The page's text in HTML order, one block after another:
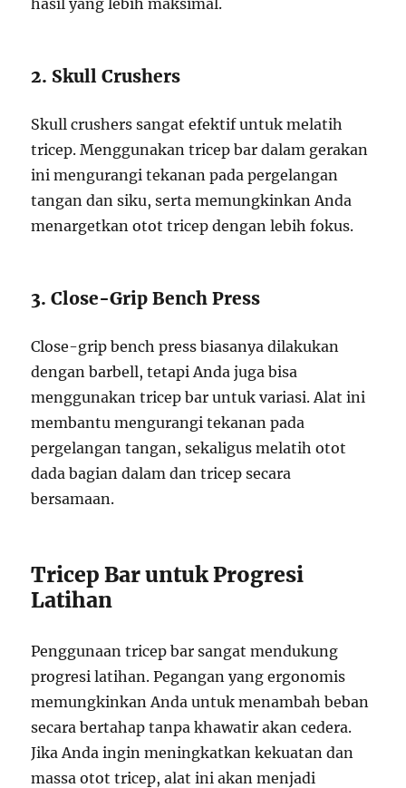
hasil yang lebih maksimal.
2. Skull Crushers
Skull crushers sangat efektif untuk melatih
tricep. Menggunakan tricep bar dalam gerakan
ini mengurangi tekanan pada pergelangan
tangan dan siku, serta memungkinkan Anda
menargetkan otot tricep dengan lebih fokus.
3. Close-Grip Bench Press
Close-grip bench press biasanya dilakukan
dengan barbell, tetapi Anda juga bisa
menggunakan tricep bar untuk variasi. Alat ini
membantu mengurangi tekanan pada
pergelangan tangan, sekaligus melatih otot
dada bagian dalam dan tricep secara
bersamaan.
Tricep Bar untuk Progresi
Latihan
Penggunaan tricep bar sangat mendukung
progresi latihan. Pegangan yang ergonomis
memungkinkan Anda untuk menambah beban
secara bertahap tanpa khawatir akan cedera.
Jika Anda ingin meningkatkan kekuatan dan
massa otot tricep, alat ini akan menjadi